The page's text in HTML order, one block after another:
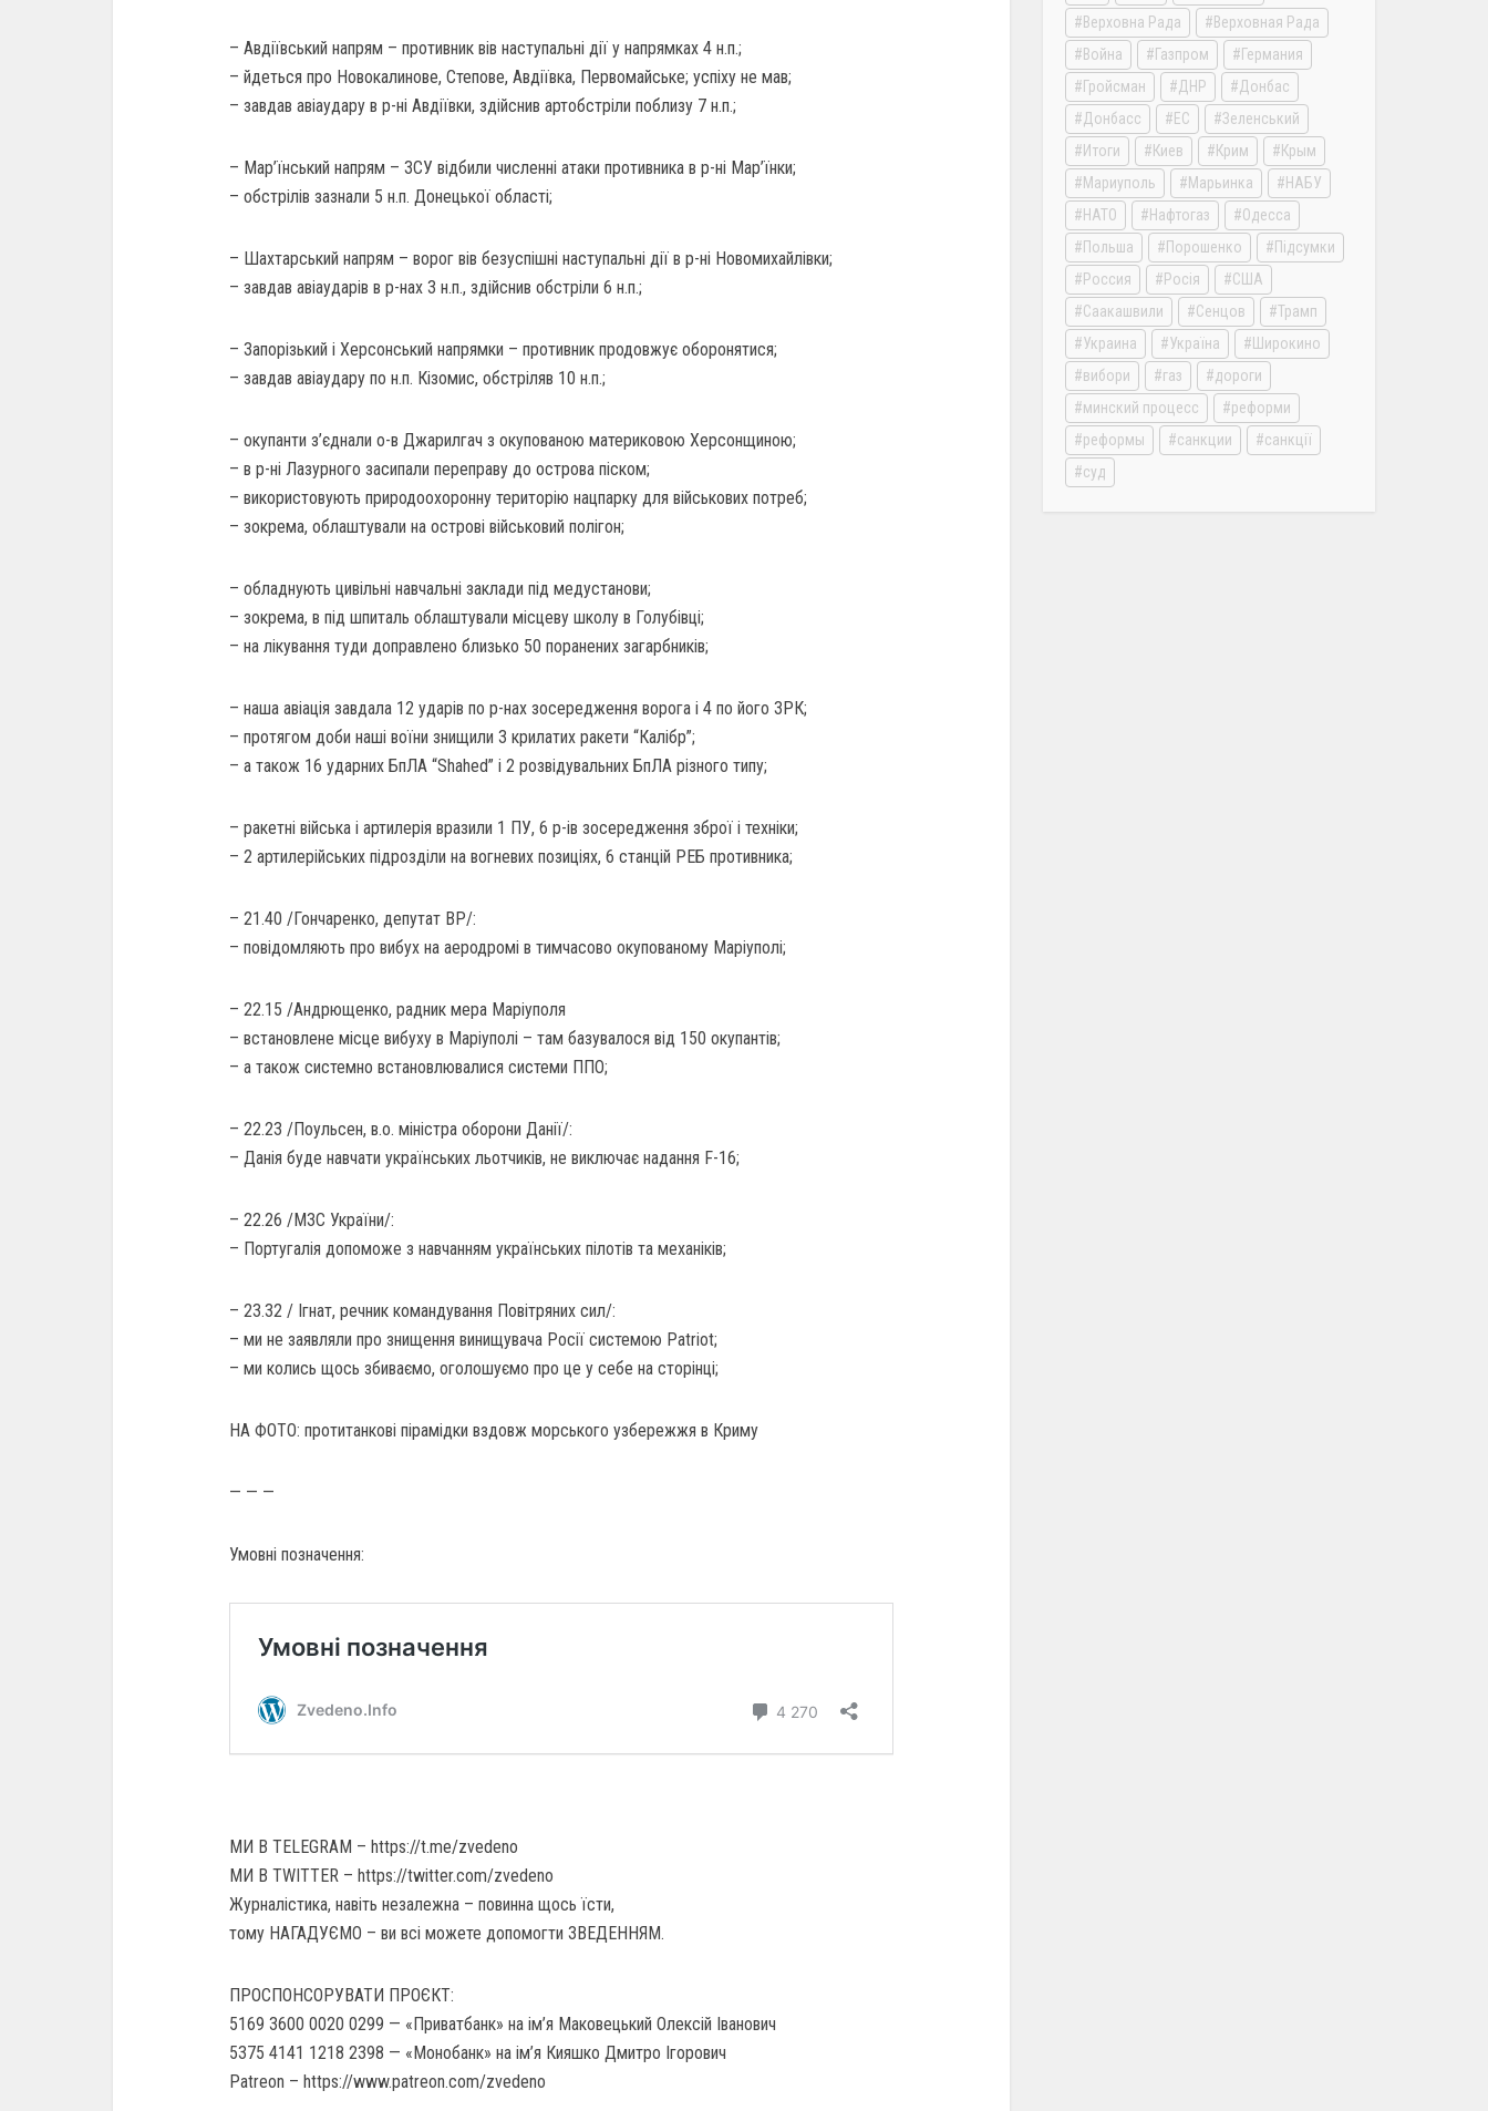
– Авдіївський напрям – противник вів наступальні дії у напрямках 4 н.п.;
– йдеться про Новокалинове, Степове, Авдіївка, Первомайське; успіху не мав;
– завдав авіаудару в р-ні Авдіївки, здійснив артобстріли поблизу 7 н.п.;
– Мар’їнський напрям – ЗСУ відбили численні атаки противника в р-ні Мар’їнки;
– обстрілів зазнали 5 н.п. Донецької області;
– Шахтарський напрям – ворог вів безуспішні наступальні дії в р-ні Новомихайлівки;
– завдав авіаударів в р-нах 3 н.п., здійснив обстріли 6 н.п.;
– Запорізький і Херсонський напрямки – противник продовжує оборонятися;
– завдав авіаудару по н.п. Кізомис, обстріляв 10 н.п.;
– окупанти з’єднали о-в Джарилгач з окупованою материковою Херсонщиною;
– в р-ні Лазурного засипали переправу до острова піском;
– використовують природоохоронну територію нацпарку для військових потреб;
– зокрема, облаштували на острові військовий полігон;
– обладнують цивільні навчальні заклади під медустанови;
– зокрема, в під шпиталь облаштували місцеву школу в Голубівці;
– на лікування туди доправлено близько 50 поранених загарбників;
– наша авіація завдала 12 ударів по р-нах зосередження ворога і 4 по його ЗРК;
– протягом доби наші воїни знищили 3 крилатих ракети “Калібр”;
– а також 16 ударних БпЛА “Shahed” і 2 розвідувальних БпЛА різного типу;
– ракетні війська і артилерія вразили 1 ПУ, 6 р-ів зосередження зброї і техніки;
– 2 артилерійських підрозділи на вогневих позиціях, 6 станцій РЕБ противника;
– 21.40 /Гончаренко, депутат ВР/:
– повідомляють про вибух на аеродромі в тимчасово окупованому Маріуполі;
– 22.15 /Андрющенко, радник мера Маріуполя
– встановлене місце вибуху в Маріуполі – там базувалося від 150 окупантів;
– а також системно встановлювалися системи ППО;
– 22.23 /Поульсен, в.о. міністра оборони Данії/:
– Данія буде навчати українських льотчиків, не виключає надання F-16;
– 22.26 /МЗС України/:
– Португалія допоможе з навчанням українських пілотів та механіків;
– 23.32 / Ігнат, речник командування Повітряних сил/:
– ми не заявляли про знищення винищувача Росії системою Patriot;
– ми колись щось збиваємо, оголошуємо про це у себе на сторінці;
НА ФОТО: протитанкові пірамідки вздовж морського узбережжя в Криму
— — —
Умовні позначення:
МИ В TELEGRAM – https://t.me/zvedeno
МИ В TWITTER – https://twitter.com/zvedeno
Журналістика, навіть незалежна – повинна щось їсти,
тому НАГАДУЄМО – ви всі можете допомогти ЗВЕДЕННЯМ.
ПРОСПОНСОРУВАТИ ПРОЄКТ:
5169 3600 0020 0299 — «Приватбанк» на ім’я Маковецький Олексій Іванович
5375 4141 1218 2398 — «Монобанк» на ім’я Кияшко Дмитро Ігорович
Patreon – https://www.patreon.com/zvedeno
Верховна Рада
Верховная Рада
Война
Газпром
Германия
Гройсман
ДНР
Донбас
Донбасс
ЕС
Зеленський
Итоги
Киев Крим
Крым
Мариуполь
Марьинка
НАБУ
НАТО
Нафтогаз
Одесса
Польша
Порошенко
Підсумки
Россия
Росія
США
Саакашвили
Сенцов
Трамп
Украина
Україна
Широкино
вибори
газ
дороги
минский процесс
реформи
реформы
санкции
санкції
суд